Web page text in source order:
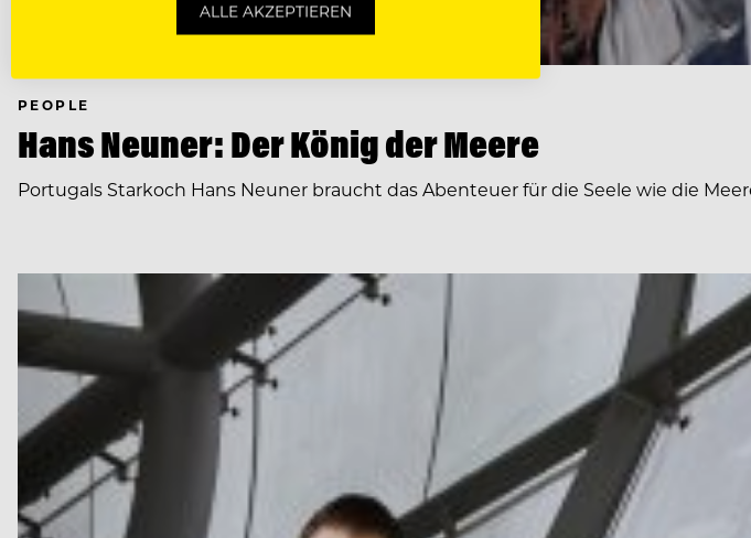
PEOPLE
Hans Neuner: Der König der Meere
Portugals Starkoch Hans Neuner braucht das Abenteuer für die Seele wie die
ALLE AKZEPTIEREN